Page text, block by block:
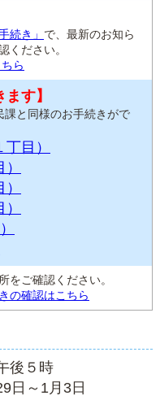
続き」 で、最新のお知ら
ください。
ら
す】
課と同様のお手続きがで
丁目）
をご確認ください。
の確認はこちら
後５時
日～1月3日